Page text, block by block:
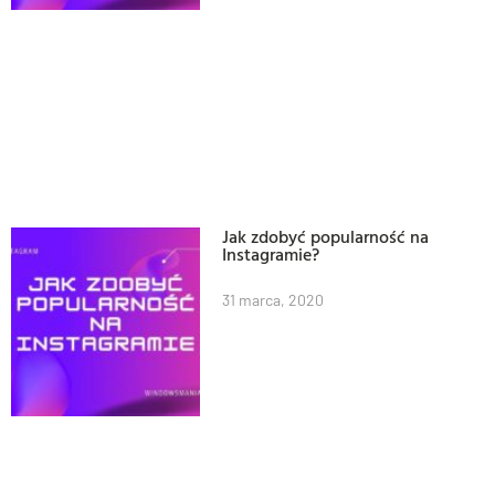
Jak zdobyć popularność na
Instagramie?
31 marca, 2020